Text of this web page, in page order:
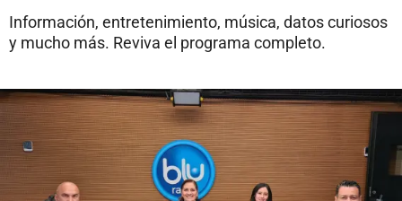
Información, entretenimiento, música, datos curiosos
y mucho más. Reviva el programa completo.